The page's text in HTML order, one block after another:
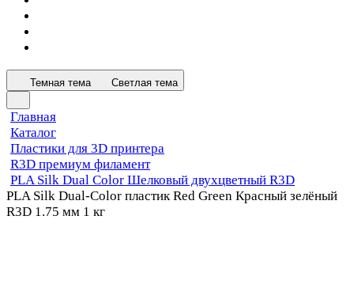
Темная тема Светлая тема
Главная
Каталог
Пластики для 3D принтера
R3D премиум филамент
PLA Silk Dual Color Шелковый двухцветный R3D
PLA Silk Dual-Color пластик Red Green Красный зелёный
R3D 1.75 мм 1 кг